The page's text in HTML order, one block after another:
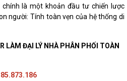
chính là một khoản đầu tư chiến lược
người: Tính toàn vẹn của hệ thống di
LÀM ĐẠI LÝ NHÀ PHÂN PHỐI TOÀN